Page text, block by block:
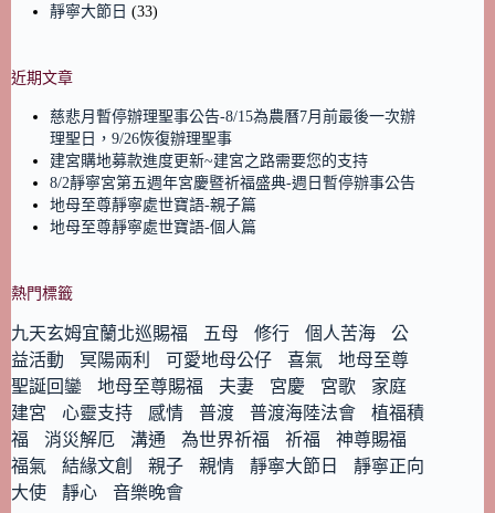
靜寧大節日 (33)
近期文章
慈悲月暫停辦理聖事公告-8/15為農曆7月前最後一次辦
理聖日，9/26恢復辦理聖事
建宮購地募款進度更新~建宮之路需要您的支持
8/2靜寧宮第五週年宮慶暨祈福盛典-週日暫停辦事公告
地母至尊靜寧處世寶語-親子篇
地母至尊靜寧處世寶語-個人篇
熱門標籤
九天玄姆宜蘭北巡賜福 五母 修行 個人苦海
公
益活動
冥陽兩利 可愛地母公仔 喜氣
地母至尊
聖誕回鑾
地母至尊賜福 夫妻 宮慶 宮歌
家庭
建宮
心靈支持 感情 普渡 普渡海陸法會
植福積
福
消災解厄 溝通 為世界祈福 祈福
神尊賜福
福氣
結緣文創 親子 親情 靜寧大節日
靜寧正向
大使
靜心 音樂晚會